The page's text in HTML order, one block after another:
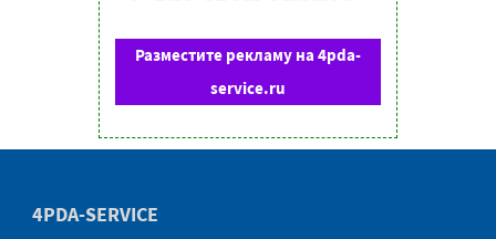
Разместите рекламу на 4pda-
service.ru
4PDA-SERVICE